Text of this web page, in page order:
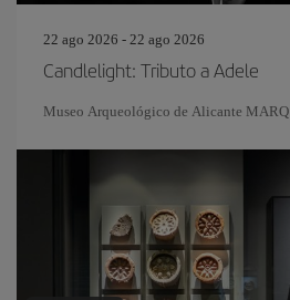
22 ago 2026 - 22 ago 2026
Candlelight: Tributo a Adele
Museo Arqueológico de Alicante MARQ